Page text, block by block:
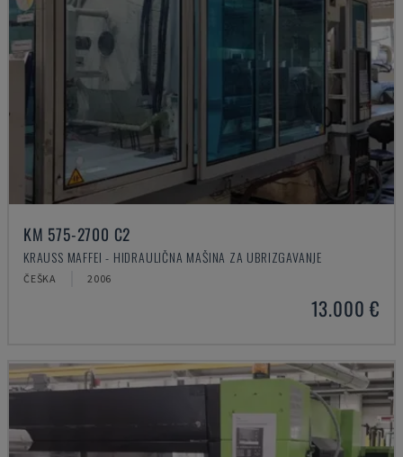
KM 575-2700 C2
KRAUSS MAFFEI - HIDRAULIČNA MAŠINA ZA UBRIZGAVANJE
ČEŠKA 2006
13.000 €